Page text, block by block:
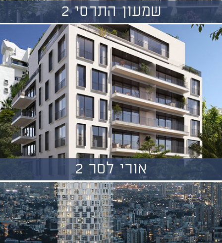
שמעון התרסי 2
אורי לסר 2